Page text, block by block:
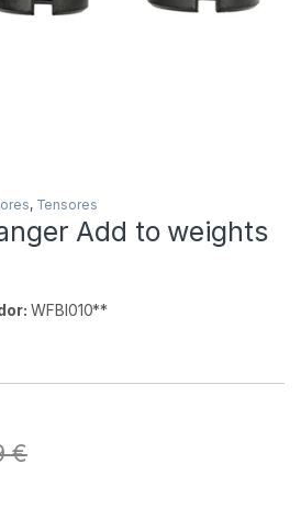
, Tensores
Add to weights
WFBI010**
€